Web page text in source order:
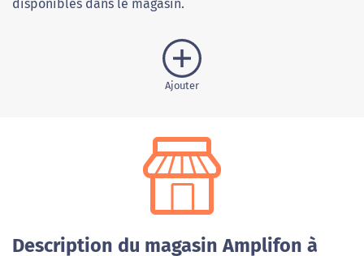
disponibles dans le magasin.
Ajouter
Description du magasin Amplifon à